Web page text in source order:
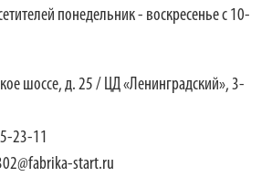
понедельник - воскресенье с 10-
шоссе, д. 25 / ЦД «Ленинградский», 3-
23-11
start.ru